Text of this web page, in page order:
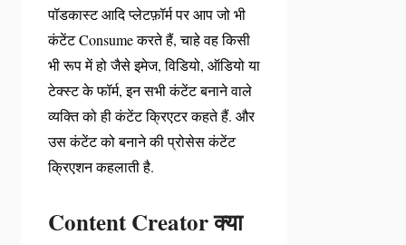
पॉडकास्ट आदि प्लेटफ़ॉर्म पर आप जो भी
कंटेंट Consume करते हैं, चाहे वह किसी
भी रूप में हो जैसे इमेज, विडियो, ऑडियो या
टेक्स्ट के फॉर्म, इन सभी कंटेंट बनाने वाले
व्यक्ति को ही कंटेंट क्रिएटर कहते हैं. और
उस कंटेंट को बनाने की प्रोसेस कंटेंट
क्रिएशन कहलाती है.
Content Creator क्या